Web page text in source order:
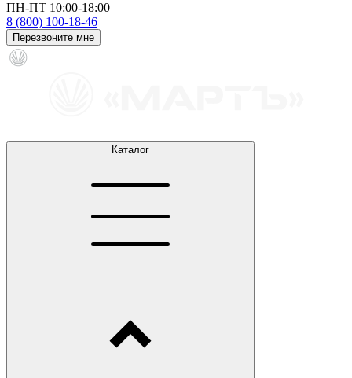
ПН-ПТ 10:00-18:00
8 (800) 100-18-46
Перезвоните мне
Каталог